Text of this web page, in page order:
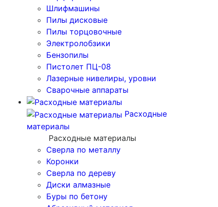
Шлифмашины
Пилы дисковые
Пилы торцовочные
Электролобзики
Бензопилы
Пистолет ПЦ-08
Лазерные нивелиры, уровни
Сварочные аппараты
Расходные
материалы
Расходные материалы
Сверла по металлу
Коронки
Сверла по дереву
Диски алмазные
Буры по бетону